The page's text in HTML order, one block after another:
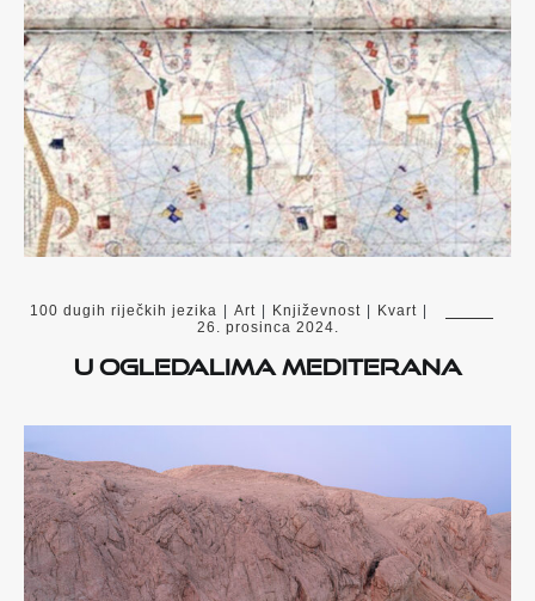
100 dugih riječkih jezika Art Književnost Kvart
26. prosinca 2024.
U ogledalima Mediterana